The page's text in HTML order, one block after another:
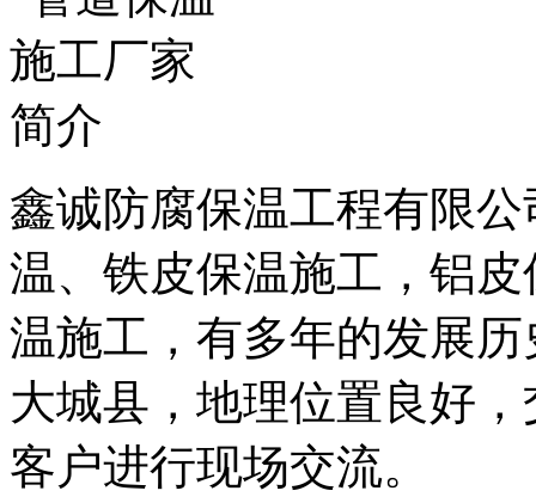
鑫诚防腐保温工程有限
温、铁皮保温施工，铝
温施工，有多年的发展
大城县，地理位置良好
客户进行现场交流。